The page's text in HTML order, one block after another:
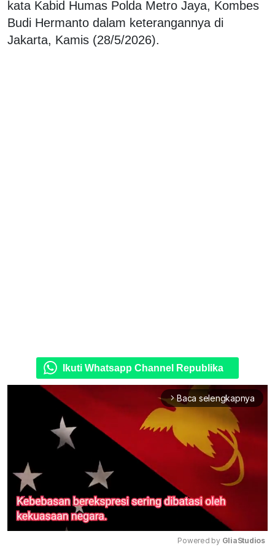
kata Kabid Humas Polda Metro Jaya, Kombes
Budi Hermanto dalam keterangannya di
Jakarta, Kamis (28/5/2026).
Ikuti Whatsapp Channel Republika
arrow_forward_ios Baca selengkapnya
Powered by GliaStudios